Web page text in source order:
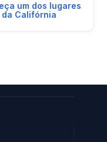
um dos lugares
da Califórnia